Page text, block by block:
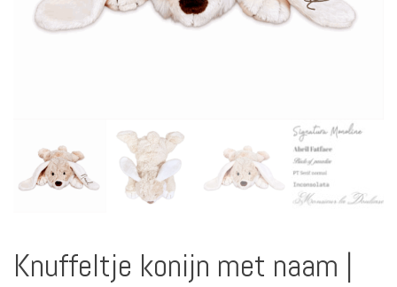
Knuffeltje konijn met naam |